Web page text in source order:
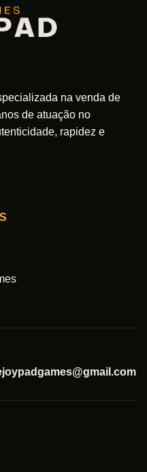
na venda de
de atuação no
rapidez e